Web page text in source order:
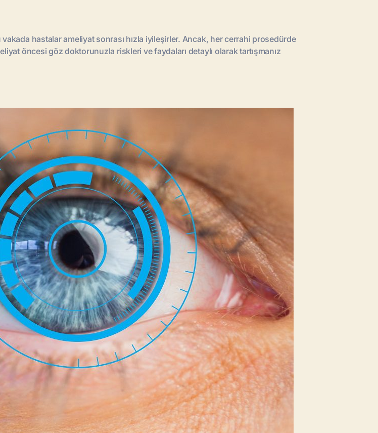
hastalar ameliyat sonrası hızla iyileşirler. Ancak, her cerrahi prosedürde
öncesi göz doktorunuzla riskleri ve faydaları detaylı olarak tartışmanız